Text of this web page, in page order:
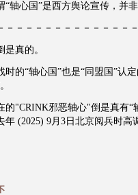
“轴心国”是西方舆论宣传，并
－－－－－－－－－－－－－
是真的。
时的“轴心国”也是“同盟国”认
的"CRINK邪恶轴心"倒是真有“
年 (2025) 9月3日北京阅兵时高